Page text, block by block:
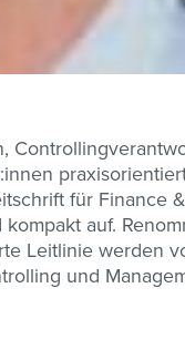
für Finance
auf.
Leitlinie werden
und